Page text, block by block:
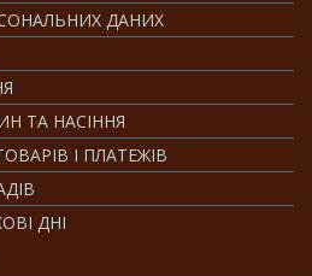
ДАНИХ
ТА НАСІННЯ
І ПЛАТЕЖІВ
ДНІ